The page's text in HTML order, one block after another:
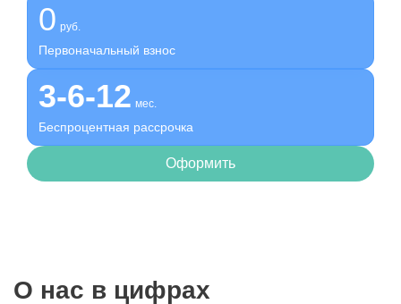
0 руб.
Первоначальный взнос
3-6-12 мес.
Беспроцентная рассрочка
Оформить
О нас в цифрах